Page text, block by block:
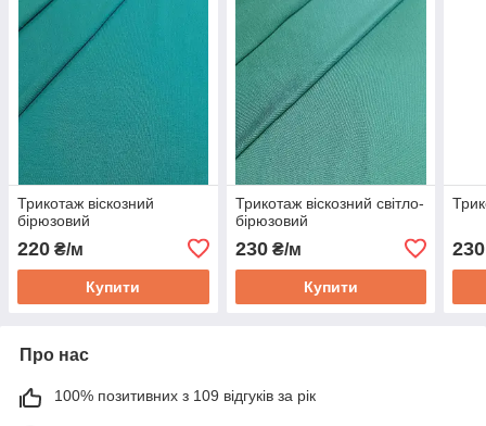
Трикотаж віскозний
бірюзовий
220 ₴/м
Купити
Трикотаж віскозний світло-
бірюзовий
230₴/м
Купити
230
Про нас
100% позитивних з 109 відгуків за рік